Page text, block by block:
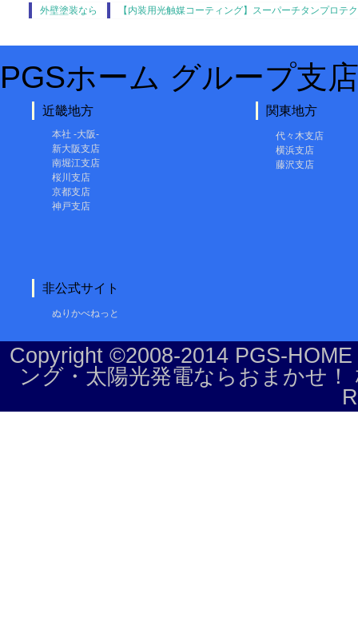
外壁塗装なら
【内装用光触媒コーティング】スーパーチタンプロテ
PGSホーム グループ支店
近畿地方
本社 -大阪-
新大阪支店
南堀江支店
桜川支店
京都支店
神戸支店
関東地方
代々木支店
横浜支店
藤沢支店
非公式サイト
ぬりかべねっと
Copyright ©2008-2014 PGS-
ング・太陽光発電ならおまかせ